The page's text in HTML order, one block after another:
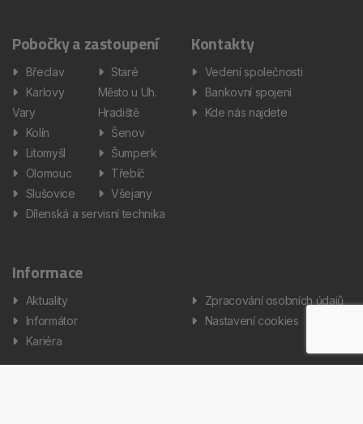
Pobočky a zastoupení
Břeclav
Karlovy
Vary
Kolín
Litomyšl
Olomouc
Slušovice
Staré
Město u Uh.
Hradiště
Šenov
Šumperk
Třebíč
Všejany
Dílenská a servisní technika
Kontakty
Vedení společnosti
Bankovní spojení
Kde nás najdete
Informace
Aktuality
Informátor
Kariéra
Zpracování osobních údajů
Nastavení cookies